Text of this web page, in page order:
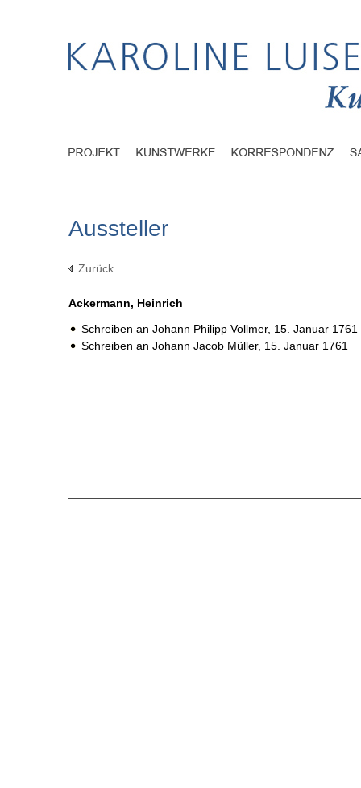
Aussteller
Zurück
Ackermann, Heinrich
Schreiben an Johann Philipp Vollmer, 15. Januar 1761
Schreiben an Johann Jacob Müller, 15. Januar 1761